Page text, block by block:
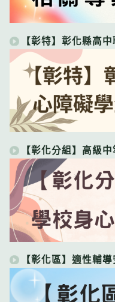
【彰特】彰化縣高
【彰化分組】高級
【彰化區】適性輔